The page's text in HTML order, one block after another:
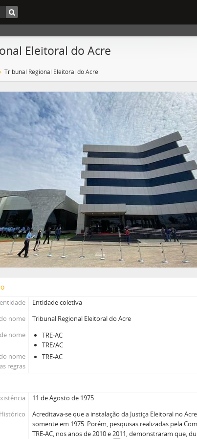
Eleitoral do Acre
Tribunal Regional Eleitoral do Acre
Entidade coletiva
nome
Tribunal Regional Eleitoral do Acre
nome
TRE-AC
TRE/AC
nome
regras
TRE-AC
11 de Agosto de 1975
Histórico
Acreditava-se que a instalação da Justiça Eleitoral no
somente em 1975. Porém, pesquisas realizadas pela
TRE-AC, nos anos de 2010 e 2011, demonstraram que,